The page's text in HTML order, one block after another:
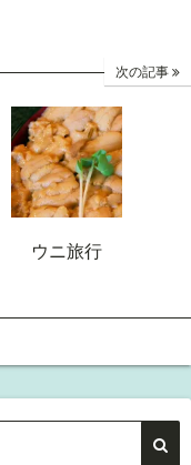
次の記事
ウニ旅行